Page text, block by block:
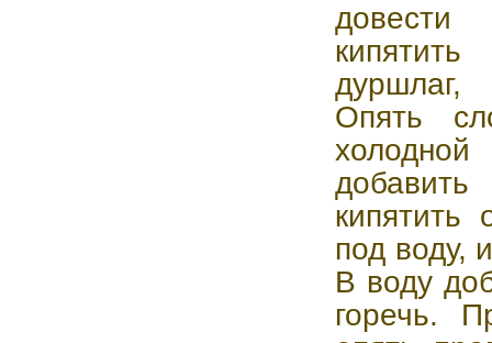
довести
дуршлаг,
Опять
кипятить
под воду,
В воду
горечь.